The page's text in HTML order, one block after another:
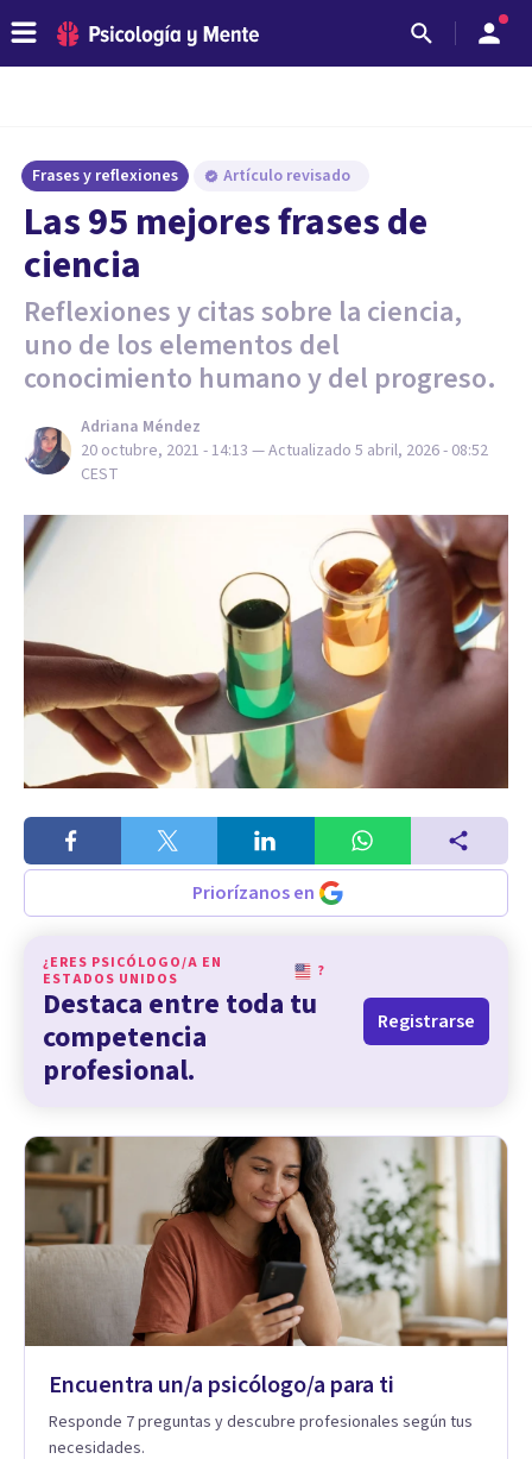
Frases y reflexiones Artículo revisado
Las 95 mejores frases de
ciencia
Reflexiones y citas sobre la ciencia,
uno de los elementos del
conocimiento humano y del progreso.
Adriana Méndez
20 octubre, 2021 - 14:13 — Actualizado 5 abril, 2026 - 08:52
CEST
Priorízanos en
¿ERES PSICÓLOGO/A EN
ESTADOS UNIDOS
?
Destaca entre toda tu
competencia
profesional.
Registrarse
Encuentra un/a psicólogo/a para ti
Responde 7 preguntas y descubre profesionales según tus
necesidades.